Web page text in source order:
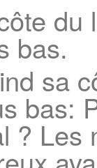
du
bas.
sa
bas:
?